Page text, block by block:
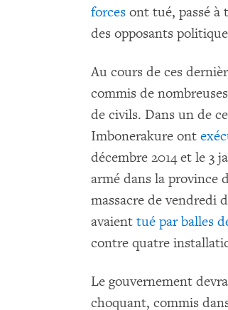
forces ont tué, passé à
des opposants
Au cours de ces
commis de
de civils. Dans un de
Imbonerakure ont
décembre 2014 et le 3
armé dans la province
massacre de vendredi
avaient tué par balles
contre quatre
Le gouvernement
choquant, commis